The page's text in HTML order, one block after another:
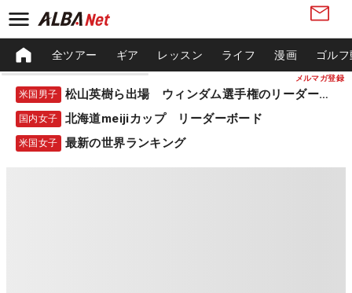
メルマガ登録
全ツアー ギア レッスン ライフ 漫画 ゴル
米国男子 松山英樹ら出場 ウィンダム選手権のリーダーボード
国内女子 北海道meijiカップ リーダーボード
米国女子 最新の世界ランキング